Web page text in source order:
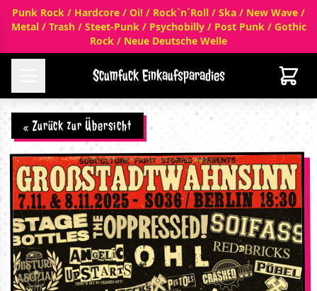
Punk Rock / Hardcore / Oi! / Rock`n´Roll / Ska / New Wave /
Metal / Trash / Steet-Punk / Psychobilly / Post Punk / Gothic
Rock / Neue Deutsche Welle
Scumfuck Einkaufsparadies
« Zurück zur Übersicht